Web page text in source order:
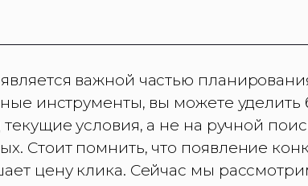
важной частью
инструменты, вы можете
условия, а не на ручной
Стоит помнить, что появление
цену клика. Сейчас мы